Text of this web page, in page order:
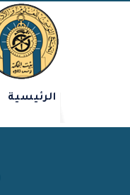
الرئيسية